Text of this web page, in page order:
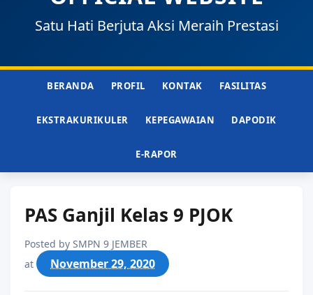
Satu Hati Berjuta Aksi Meraih Prestasi
BERANDA PROFIL KONTAK FASILITAS
EKSTRAKURIKULER KEPEGAWAIAN DAPODIK
E-RAPOR
PAS Ganjil Kelas 9 PJOK
Posted by SMPN 9 JEMBER
at
November 29, 2020